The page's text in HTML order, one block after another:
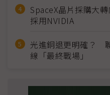
SpaceX晶片採購大
採用NVIDIA
光進銅退更明確？
線「最終戰場」